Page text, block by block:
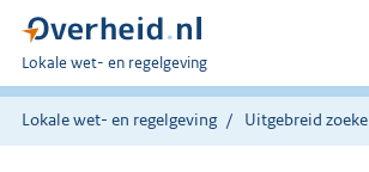
U
bent
hier:
Lokale wet- en regelgeving
Lokale wet- en regelgeving Uitgebreid